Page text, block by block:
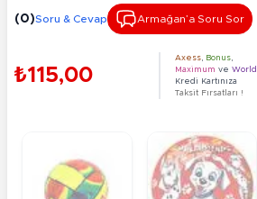
(0)Soru & Cevap Armağan’a Soru Sor
₺115,00
Axess Bonus
Maximum ve World
Kredi Kartınıza
Taksit Fırsatları !